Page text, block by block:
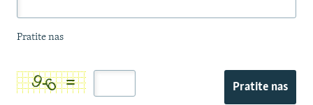
Pratite nas
Pratite nas